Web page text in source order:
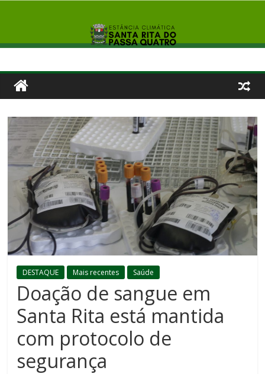
DESTAQUE Mais recentes Saúde
Doação de sangue em
Santa Rita está mantida
com protocolo de
segurança